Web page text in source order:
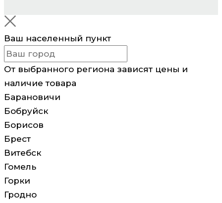
Ваш населенный пункт
От выбранного региона зависят цены и
наличие товара
Барановичи
Бобруйск
Борисов
Брест
Витебск
Гомель
Горки
Гродно